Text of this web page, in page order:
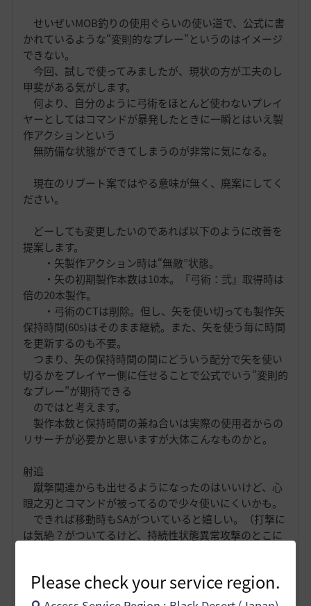
Please check your service region.
せいぜいMOB釣りの使用ぐらいの使い道で、公式に書
かれているような“変則的なプレー”というのはイメージ
できない。
今回、試しで使ってみましたが、現状の方が工夫のし
甲斐がある気がします。
何より、自分のように弓術をほとんど使わないプレイ
ヤーとしてはコマンドが暴発したときに一瞬とはいえ製
作アクションという
無防備な状態ができてしまうのが非常に気になる。
現在のリブート案ではやる意味が無く、廃案にしてく
ださい。
どーしても変更したいのであれば以下のように改善を
提案します。
・矢製作アクション時は“無敵”状態。
・矢の初期製作本数は10本。『弓術：弐』取得時は
倍の20本製作。
・弓術のCTは削除。但し、矢を使い切っても製作矢
保持時間(60s)はそのまま継続。また、矢を使う毎に時間
を更新するのも不要。
つまり、矢の保持時間の間にどういう配分で矢を使い
切るかをプレイヤー側に任せることで公式でいう“変則的
なプレー”が期待できる
のではと考えます。
製作本数と保持時間の兼ね合いは実際の使用者からの
リサーチが必要かと思いますが大体こんなものかと。
射追
蹴撃関連からも出せるようになったのはいいけど、心
眼之刃とコマンドが被ってるので少々使いにくいかも。
できれば移動時もSAがついていると嬉しい。（打撃に
は気絶？がついてるけど、持続性状態異常攻撃のとこに
須？）